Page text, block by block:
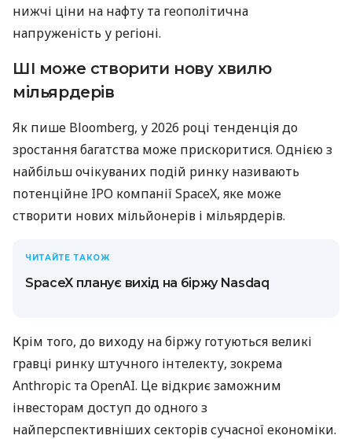
нижчі ціни на нафту та геополітична
напруженість у регіоні.
ШІ може створити нову хвилю
мільярдерів
Як пише Bloomberg, у 2026 році тенденція до
зростання багатства може прискоритися. Однією з
найбільш очікуваних подій ринку називають
потенційне IPO компанії SpaceX, яке може
створити нових мільйонерів і мільярдерів.
ЧИТАЙТЕ ТАКОЖ
SpaceX планує вихід на біржу Nasdaq
Крім того, до виходу на біржу готуються великі
гравці ринку штучного інтелекту, зокрема
Anthropic та OpenAI. Це відкриє заможним
інвесторам доступ до одного з
найперспективніших секторів сучасної економіки.